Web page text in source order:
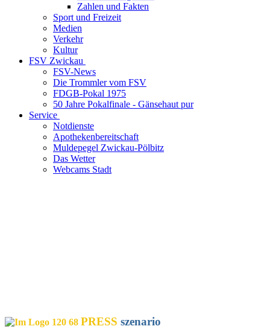
Zahlen und Fakten
Sport und Freizeit
Medien
Verkehr
Kultur
FSV Zwickau
FSV-News
Die Trommler vom FSV
FDGB-Pokal 1975
50 Jahre Pokalfinale - Gänsehaut pur
Service
Notdienste
Apothekenbereitschaft
Muldepegel Zwickau-Pölbitz
Das Wetter
Webcams Stadt
PRESS szenario